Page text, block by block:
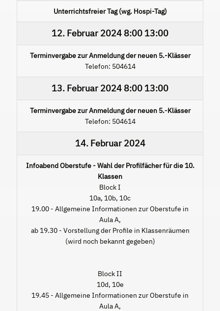
Unterrichtsfreier Tag (wg. Hospi-Tag)
12. Februar 2024 8:00 13:00
Terminvergabe zur Anmeldung der neuen 5.-Klässer
Telefon: 504614
13. Februar 2024 8:00 13:00
Terminvergabe zur Anmeldung der neuen 5.-Klässer
Telefon: 504614
14. Februar 2024
Infoabend Oberstufe - Wahl der Profilfächer für die 10.
Klassen
Block I
10a, 10b, 10c
19.00 - Allgemeine Informationen zur Oberstufe in
Aula A,
ab 19.30 - Vorstellung der Profile in Klassenräumen
(wird noch bekannt gegeben)
Block II
10d, 10e
19.45 - Allgemeine Informationen zur Oberstufe in
Aula A,